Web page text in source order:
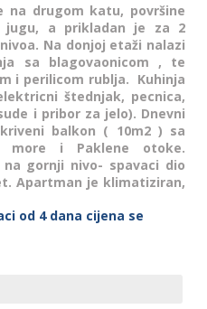
KNJIGA GOSTIJU
KONTAKT
na drugom katu, površine
jugu, a prikladan je za 2
Na donjoj etaži nalazi
sa blagovaonicom , te
i perilicom rublja. Kuhinja
štednjak, pecnica,
i pribor za jelo). Dnevni
balkon ( 10m2 ) sa
more i Paklene otoke.
gornji nivo- spavaci dio
Apartman je klimatiziran,
od 4 dana cijena se